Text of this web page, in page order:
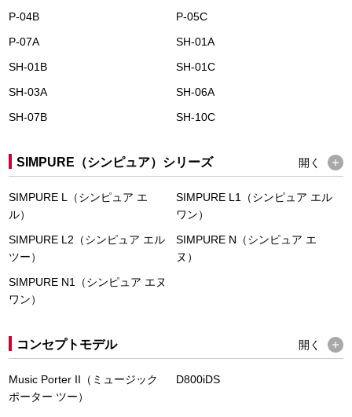
P-04B
P-05C
P-07A
SH-01A
SH-01B
SH-01C
SH-03A
SH-06A
SH-07B
SH-10C
SIMPURE（シンピュア）シリーズ 開く
SIMPURE L（シンピュア エ
ル）
SIMPURE L1（シンピュア エル
ワン）
SIMPURE L2（シンピュア エル
ツー）
SIMPURE N（シンピュア エ
ヌ）
SIMPURE N1（シンピュア エヌ
ワン）
コンセプトモデル 開く
Music Porter II（ミュージック
ポーター ツー）
D800iDS